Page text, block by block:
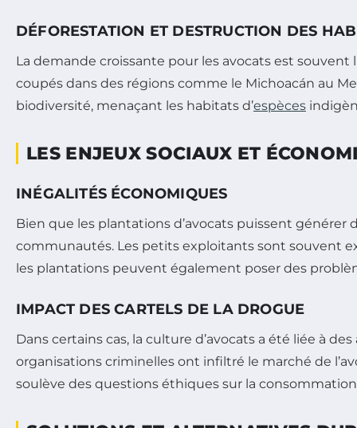
DÉFORESTATION ET DESTRUCTION DES
La demande croissante pour les avocats est souvent
coupés dans des régions comme le Michoacán au
biodiversité, menaçant les habitats d’espèces
LES ENJEUX SOCIAUX ET
INÉGALITÉS ÉCONOMIQUES
Bien que les plantations d’avocats puissent
communautés. Les petits exploitants sont souvent
les plantations peuvent également poser des
IMPACT DES CARTELS DE LA DROGUE
Dans certains cas, la culture d’avocats a été liée à
organisations criminelles ont infiltré le marché de
soulève des questions éthiques sur la